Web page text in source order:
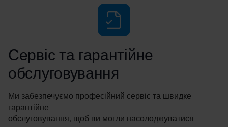
Сервіс та гарантійне
обслуговування
Ми забезпечуємо професійний сервіс та швидке
гарантійне
обслуговування, щоб ви могли насолоджуватися